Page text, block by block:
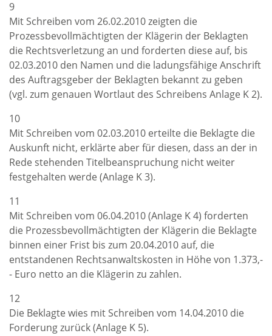
9
Mit Schreiben vom 26.02.2010 zeigten die
Prozessbevollmächtigten der Klägerin der Beklagten
die Rechtsverletzung an und forderten diese auf, bis
02.03.2010 den Namen und die ladungsfähige Anschrift
des Auftragsgeber der Beklagten bekannt zu geben
(vgl. zum genauen Wortlaut des Schreibens Anlage K 2).
10
Mit Schreiben vom 02.03.2010 erteilte die Beklagte die
Auskunft nicht, erklärte aber für diesen, dass an der in
Rede stehenden Titelbeanspruchung nicht weiter
festgehalten werde (Anlage K 3).
11
Mit Schreiben vom 06.04.2010 (Anlage K 4) forderten
die Prozessbevollmächtigten der Klägerin die Beklagte
binnen einer Frist bis zum 20.04.2010 auf, die
entstandenen Rechtsanwaltskosten in Höhe von 1.373,-
- Euro netto an die Klägerin zu zahlen.
12
Die Beklagte wies mit Schreiben vom 14.04.2010 die
Forderung zurück (Anlage K 5).